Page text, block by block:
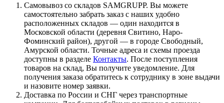
Самовывоз со складов SAMGRUPP. Вы можете
самостоятельно забрать заказ с наших удобно
расположенных складов — один находится в
Московской области (деревня Свитино, Наро-
Фоминский район), другой — в городе Свободный,
Амурской области. Точные адреса и схемы проезда
доступны в разделе Контакты. После поступления
товаров на склад, Вы получите уведомление. Для
получения заказа обратитесь к сотруднику в зоне выдачи
и назовите номер заявки.
Доставка по России и СНГ через транспортные